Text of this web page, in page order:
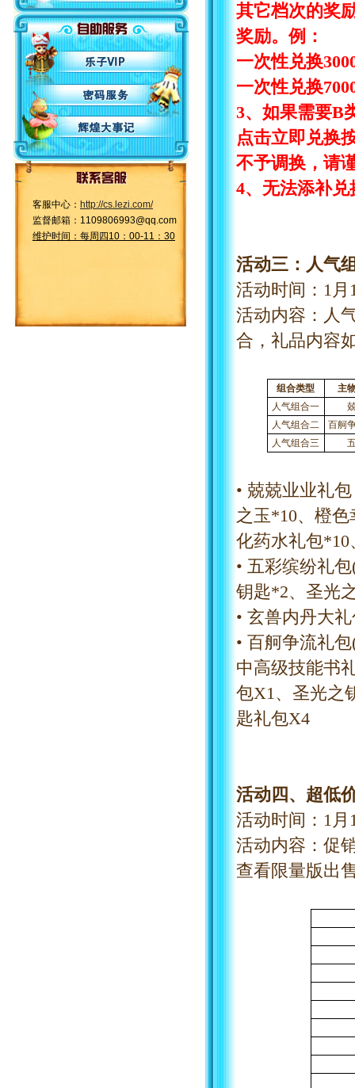
其它档次的奖
奖励。例：
一次性兑换
一次性兑换
3、如果需要B
点击立即兑换
不予调换，请
4、无法添补兑
活动三：人气
活动时间： 1月
活动内容：人
合，礼品内容
组合类型
主
人气组合一
人气组合二
百舸
人气组合三
• 兢兢业业礼
之玉*10、橙
化药水礼包
• 五彩缤纷礼
钥匙*2、圣光
• 玄兽内丹大
• 百舸争流礼
中高级技能书
包X1、圣光之
匙礼包X4
活动四、超低
活动时间： 1月
活动内容：促
查看限量版出
客服中心： http://cs.lezi.com/
监督邮箱：1109806993@qq.com
维护时间：每周四10：00-11：30